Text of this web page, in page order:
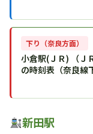
下り（奈良方面）
小倉駅(ＪＲ) （Ｊ
の時刻表（奈良線
新田駅